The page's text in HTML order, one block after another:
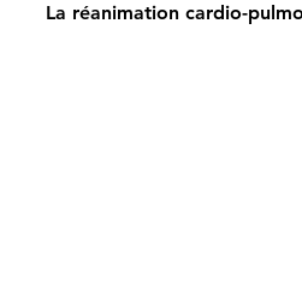
La réanimation cardio-